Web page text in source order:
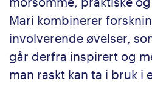
Mari kombinerer
involverende øvelser,
går derfra inspirert og
man raskt kan ta i bruk i